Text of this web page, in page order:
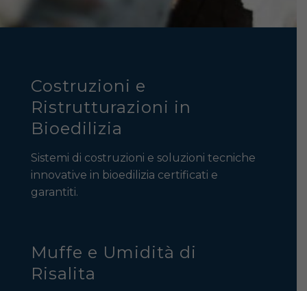
Costruzioni e
Ristrutturazioni in
Bioedilizia
Sistemi di costruzioni e soluzioni tecniche
innovative in bioedilizia certificati e
garantiti.
Muffe e Umidità di
Risalita